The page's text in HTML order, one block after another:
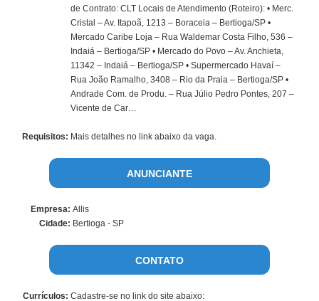
de Contrato: CLT Locais de Atendimento (Roteiro): • Merc.
Cristal – Av. Itapoã, 1213 – Boraceia – Bertioga/SP •
Mercado Caribe Loja – Rua Waldemar Costa Filho, 536 –
Indaiá – Bertioga/SP • Mercado do Povo – Av. Anchieta,
11342 – Indaiá – Bertioga/SP • Supermercado Havaí –
Rua João Ramalho, 3408 – Rio da Praia – Bertioga/SP •
Andrade Com. de Produ. – Rua Júlio Pedro Pontes, 207 –
Vicente de Car…
Requisitos: Mais detalhes no link abaixo da vaga.
ANUNCIANTE
Empresa: Allis
Cidade: Bertioga - SP
CONTATO
Currículos: Cadastre-se no link do site abaixo: